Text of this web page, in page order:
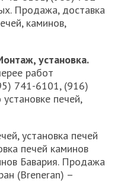
Продажа, доставка
каминов,
установка.
работ
741-6101, (916)
печей,
установка печей
печей каминов
Бавария. Продажа
(Breneran) –